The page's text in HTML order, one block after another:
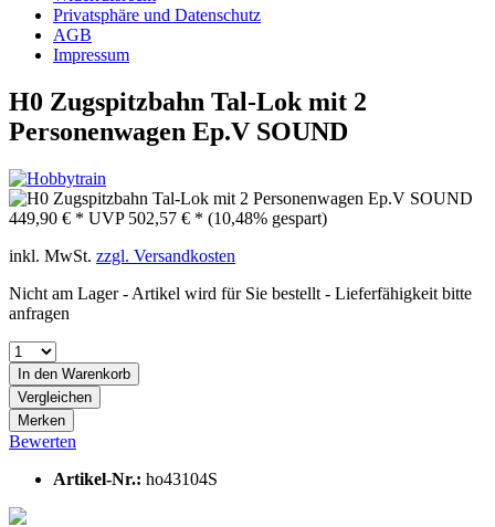
Privatsphäre und Datenschutz
AGB
Impressum
H0 Zugspitzbahn Tal-Lok mit 2
Personenwagen Ep.V SOUND
449,90 € * UVP 502,57 € * (10,48% gespart)
inkl. MwSt. zzgl. Versandkosten
Nicht am Lager - Artikel wird für Sie bestellt - Lieferfähigkeit bitte
anfragen
In den Warenkorb
Vergleichen
Merken
Bewerten
Artikel-Nr.: ho43104S